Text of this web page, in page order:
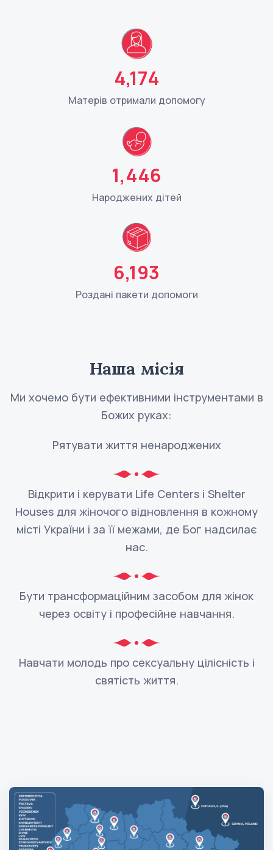
4,174
Матерів отримали допомогу
1,446
Народжених дітей
6,193
Роздані пакети допомоги
Наша місія
Ми хочемо бути ефективними інструментами в
Божих руках:
Рятувати життя ненароджених
Відкрити і керувати Life Centers і Shelter
Houses для жіночого відновлення в кожному
місті України і за її межами, де Бог надсилає
нас.
Бути трансформаційним засобом для жінок
через освіту і професійне навчання.
Навчати молодь про сексуальну цілісність і
святість життя.